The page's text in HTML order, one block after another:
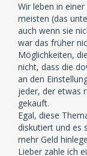
Wir leben in
meisten (das
auch wenn sie
war das früher
Möglichkeiten,
nicht, dass die
an den
jeder, der etwas
gekauft.
Egal, diese
diskutiert und es
mehr Geld
Lieber zahle ich